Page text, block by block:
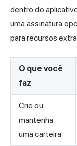
dentro do
uma assinatura
para recursos
O que você
faz
Crie ou
mantenha
uma carteira